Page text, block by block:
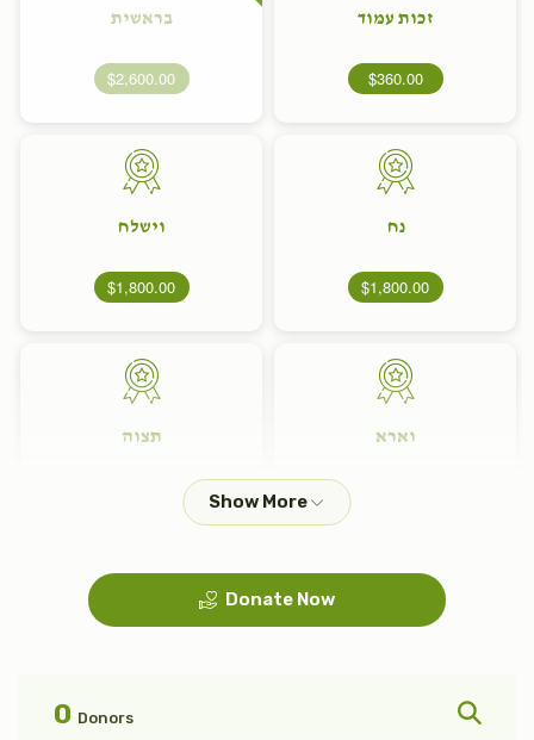
זכות עמוד
$360.00
בראשית
$2,600.00
נח
$1,800.00
וישלח
$1,800.00
וארא תצוה
Donate Now
0 Donors